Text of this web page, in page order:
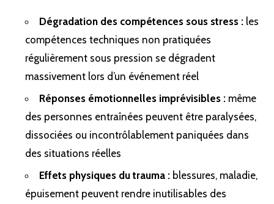
Dégradation des compétences sous stress : les
compétences techniques non pratiquées
régulièrement sous pression se dégradent
massivement lors d’un événement réel
Réponses émotionnelles imprévisibles : même
des personnes entraînées peuvent être paralysées,
dissociées ou incontrôlablement paniquées dans
des situations réelles
Effets physiques du trauma : blessures, maladie,
épuisement peuvent rendre inutilisables des